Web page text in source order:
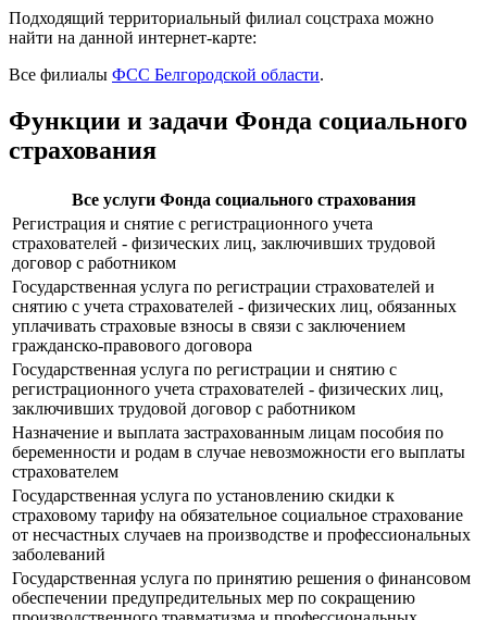
Подходящий территориальный филиал соцстраха можно
найти на данной интернет-карте:
Все филиалы ФСС Белгородской области.
Функции и задачи Фонда социального
страхования
Все услуги Фонда социального страхования
Регистрация и снятие с регистрационного учета
страхователей - физических лиц, заключивших трудовой
договор с работником
Государственная услуга по регистрации страхователей и
снятию с учета страхователей - физических лиц, обязанных
уплачивать страховые взносы в связи с заключением
гражданско-правового договора
Государственная услуга по регистрации и снятию с
регистрационного учета страхователей - физических лиц,
заключивших трудовой договор с работником
Назначение и выплата застрахованным лицам пособия по
беременности и родам в случае невозможности его выплаты
страхователем
Государственная услуга по установлению скидки к
страховому тарифу на обязательное социальное страхование
от несчастных случаев на производстве и профессиональных
заболеваний
Государственная услуга по принятию решения о финансовом
обеспечении предупредительных мер по сокращению